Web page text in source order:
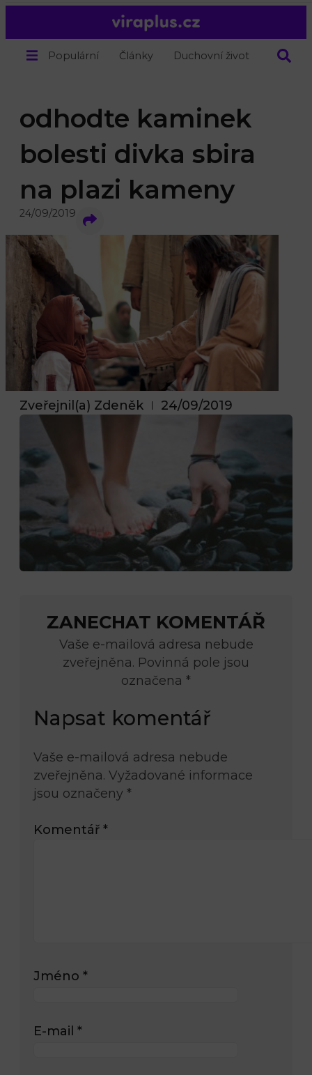
Populární Články Duchovní život O nás
odhodte kaminek
bolesti divka sbira
na plazi kameny
24/09/2019
Zveřejnil(a) Zdeněk 24/09/2019
ZANECHAT KOMENTÁŘ
Vaše e-mailová adresa nebude
zveřejněna. Povinná pole jsou
označena *
Napsat komentář
Vaše e-mailová adresa nebude
zveřejněna. Vyžadované informace
jsou označeny *
Komentář *
Jméno *
E-mail *